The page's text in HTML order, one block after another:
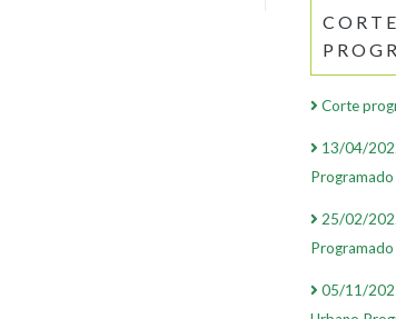
Corte
13/04/
25/02/
Programado
05/11/